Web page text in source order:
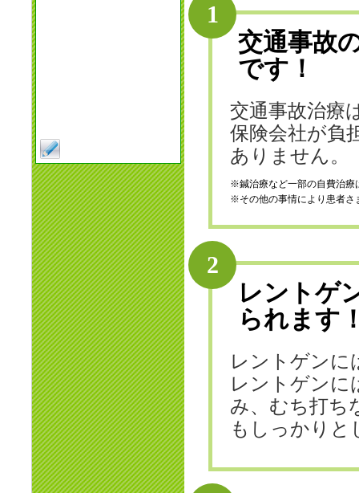
1
交通事故
です！
交通事故治療
保険会社が負
ありません。
※鍼治療など一部の自費治療
※その他の事情により患者さ
2
レントゲ
られます
レントゲンに
レントゲンに
み、むち打ち
もしっかりと